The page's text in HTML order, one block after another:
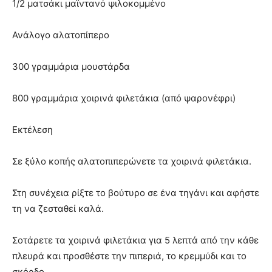
1/2 ματσάκι μαϊντανό ψιλοκομμένο
Ανάλογο αλατοπίπερο
300 γραμμάρια μουστάρδα
800 γραμμάρια χοιρινά φιλετάκια (από ψαρονέφρι)
Εκτέλεση
Σε ξύλο κοπής αλατοπιπερώνετε τα χοιρινά φιλετάκια.
Στη συνέχεια ρίξτε το βούτυρο σε ένα τηγάνι και αφήστε
τη να ζεσταθεί καλά.
Σοτάρετε τα χοιρινά φιλετάκια για 5 λεπτά από την κάθε
πλευρά και προσθέστε την πιπεριά, το κρεμμύδι και το